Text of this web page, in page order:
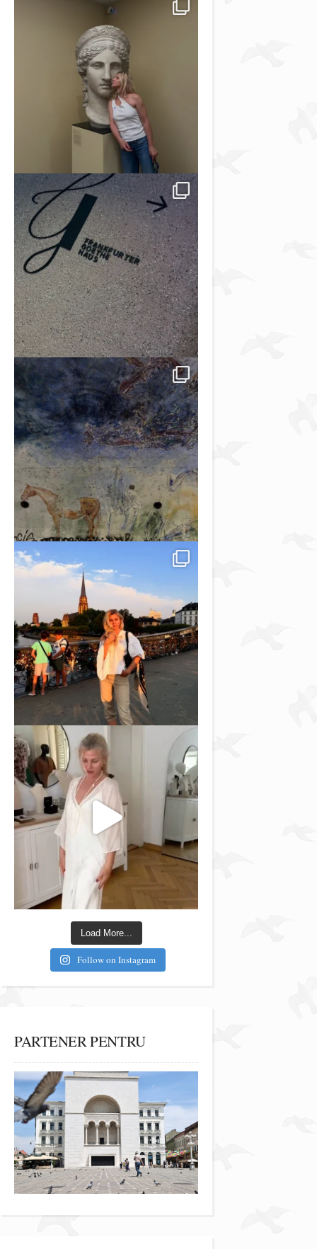
Load More...
Follow on Instagram
PARTENER PENTRU